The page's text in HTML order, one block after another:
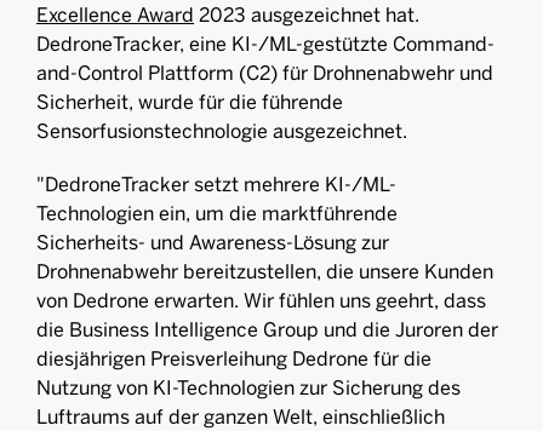
Excellence Award 2023 ausgezeichnet hat.
DedroneTracker, eine KI-/ML-gestützte Command-
and-Control Plattform (C2) für Drohnenabwehr und
Sicherheit, wurde für die führende
Sensorfusionstechnologie ausgezeichnet.
"DedroneTracker setzt mehrere KI-/ML-
Technologien ein, um die marktführende
Sicherheits- und Awareness-Lösung zur
Drohnenabwehr bereitzustellen, die unsere Kunden
von Dedrone erwarten. Wir fühlen uns geehrt, dass
die Business Intelligence Group und die Juroren der
diesjährigen Preisverleihung Dedrone für die
Nutzung von KI-Technologien zur Sicherung des
Luftraums auf der ganzen Welt, einschließlich